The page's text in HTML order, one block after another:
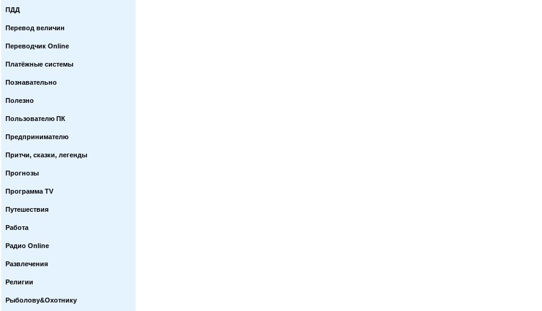
ПДД
Перевод величин
Переводчик Online
Платёжные системы
Познавательно
Полезно
Пользователю ПК
Предпринимателю
Притчи, сказки, легенды
Прогнозы
Программа TV
Путешествия
Работа
Радио Online
Развлечения
Религии
Рыболову&Охотнику